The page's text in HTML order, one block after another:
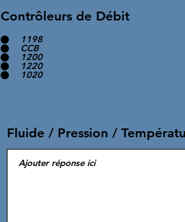
Contrôleurs de Débit
1198
CCB
1200
1220
1020
Fluide / Pression /